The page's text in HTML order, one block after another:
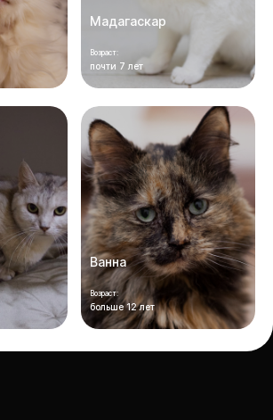
Мадагаскар
Возраст:
почти 7 лет
Ванна
Возраст:
больше 12 лет